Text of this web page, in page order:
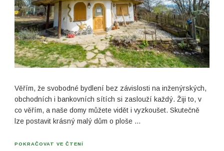
Věřím, že svobodné bydlení bez závislosti na inženýrských,
obchodních i bankovních sítích si zaslouží každý. Žiji to, v
co věřím, a naše domy můžete vidět i vyzkoušet. Skutečně
lze postavit krásný malý dům o ploše …
POKRAČOVAT VE ČTENÍ